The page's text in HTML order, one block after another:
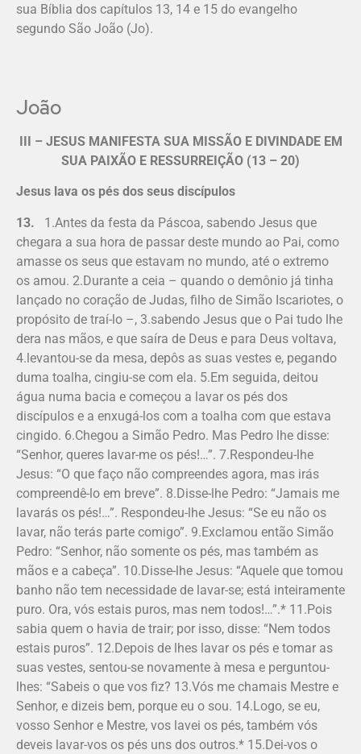
sua Bíblia dos capítulos 13, 14 e 15 do evangelho
segundo São João (Jo).
João
III – JESUS MANIFESTA SUA MISSÃO E DIVINDADE EM
SUA PAIXÃO E RESSURREIÇÃO (13 – 20)
Jesus lava os pés dos seus discípulos
13. 1.Antes da festa da Páscoa, sabendo Jesus que
chegara a sua hora de passar deste mundo ao Pai, como
amasse os seus que estavam no mundo, até o extremo
os amou. 2.Durante a ceia – quando o de­mônio já tinha
lançado no coração de Judas, filho de Simão Iscario­tes, o
propósito de traí-lo –, 3.sabendo Jesus que o Pai tudo lhe
dera nas mãos, e que saíra de Deus e para Deus voltava,
4.levantou-se da mesa, depôs as suas vestes e, pegando
duma toalha, cingiu-se com ela. 5.Em seguida, deitou
água numa bacia e começou a lavar os pés dos
discípulos e a enxugá-los com a toalha com que estava
cingido. 6.Chegou a Simão Pedro. Mas Pedro lhe disse:
“Se­nhor, queres lavar-me os pés!…”. 7.Respondeu-lhe
Jesus: “O que faço não compreendes agora, mas irás
compreendê-lo em breve”. 8.Disse-lhe Pedro: “Jamais me
lavarás os pés!…”. Respondeu-lhe Jesus: “Se eu não os
lavar, não terás parte comigo”. 9.Exclamou então Simão
Pedro: “Senhor, não somente os pés, mas também as
mãos e a cabeça”. 10.Disse-lhe Jesus: “Aquele que tomou
banho não tem necessidade de lavar-se; está inteiramente
puro. Ora, vós estais puros, mas nem todos!…”.* 11.Pois
sabia quem o havia de trair; por isso, disse: “Nem todos
estais puros”. 12.Depois de lhes lavar os pés e tomar as
suas vestes, sentou-se novamente à mesa e perguntou-
lhes: “Sabeis o que vos fiz? 13.Vós me chamais Mestre e
Senhor, e dizeis bem, porque eu o sou. 14.Logo, se eu,
vosso Senhor e Mestre, vos lavei os pés, também vós
deveis lavar-vos os pés uns dos outros.* 15.Dei-vos o